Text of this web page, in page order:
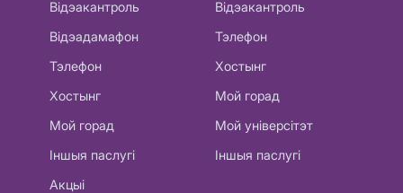
Відэакантроль
Відэадамафон
Тэлефон
Хостынг
Мой горад
Іншыя паслугі
Акцыі
Відэакантроль
Тэлефон
Хостынг
Мой горад
Мой універсітэт
Іншыя паслугі